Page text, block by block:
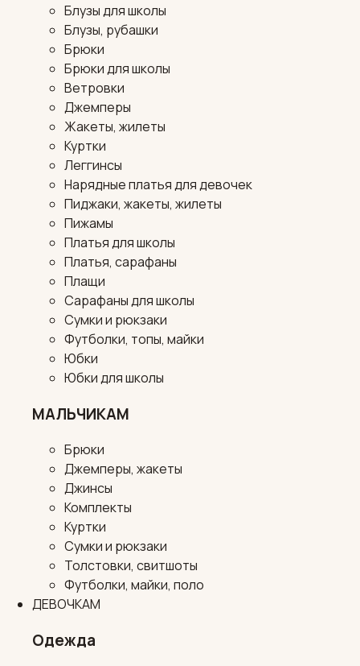
Блузы для школы
Блузы, рубашки
Брюки
Брюки для школы
Ветровки
Джемперы
Жакеты, жилеты
Куртки
Леггинсы
Нарядные платья для девочек
Пиджаки, жакеты, жилеты
Пижамы
Платья для школы
Платья, сарафаны
Плащи
Сарафаны для школы
Сумки и рюкзаки
Футболки, топы, майки
Юбки
Юбки для школы
МАЛЬЧИКАМ
Брюки
Джемперы, жакеты
Джинсы
Комплекты
Куртки
Сумки и рюкзаки
Толстовки, свитшоты
Футболки, майки, поло
ДЕВОЧКАМ
Одежда